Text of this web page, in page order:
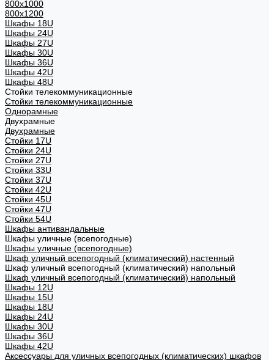
800х1000
800х1200
Шкафы 18U
Шкафы 24U
Шкафы 27U
Шкафы 30U
Шкафы 36U
Шкафы 42U
Шкафы 48U
Стойки телекоммуникационные
Стойки телекоммуникационные
Однорамные
Двухрамные
Двухрамные
Стойки 17U
Стойки 24U
Стойки 27U
Стойки 33U
Стойки 37U
Стойки 42U
Стойки 45U
Стойки 47U
Стойки 54U
Шкафы антивандальные
Шкафы уличные (всепогодные)
Шкафы уличные (всепогодные)
Шкаф уличный всепогодный (климатический) настенный
Шкаф уличный всепогодный (климатический) напольный
Шкаф уличный всепогодный (климатический) напольный
Шкафы 12U
Шкафы 15U
Шкафы 18U
Шкафы 24U
Шкафы 30U
Шкафы 36U
Шкафы 42U
Аксессуары для уличных всепогодных (климатических) шкафов